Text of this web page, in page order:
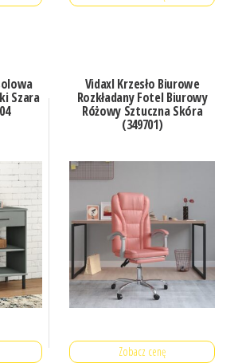
Szara
Vidaxl Krzesło Biurowe
Rozkładany Fotel Biurowy
Różowy Sztuczna Skóra
(349701)
Zobacz cenę